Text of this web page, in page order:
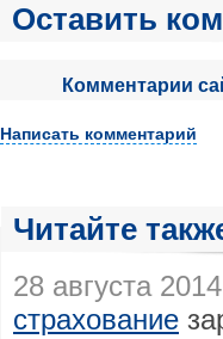
Оставить
Комментарии
Написать комментарий
Читайте
28 августа
страхование